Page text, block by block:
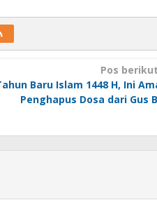
Pos
Baru Islam 1448 H, Ini
Penghapus Dosa dari Gus